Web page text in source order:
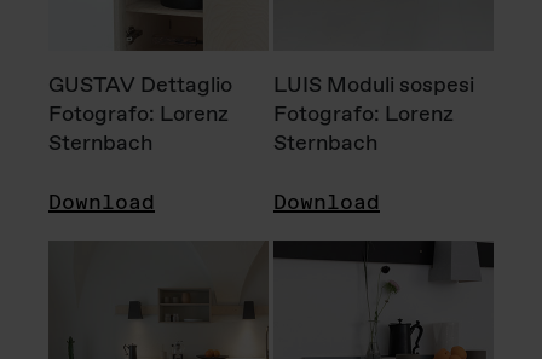
GUSTAV Dettaglio
Fotografo: Lorenz
Sternbach
Download
LUIS Moduli sospesi
Fotografo: Lorenz
Sternbach
Download